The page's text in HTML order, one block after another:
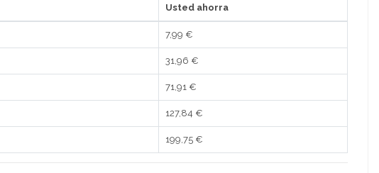
Usted ahorra
7,99 €
31,96 €
71,91 €
127,84 €
199,75 €